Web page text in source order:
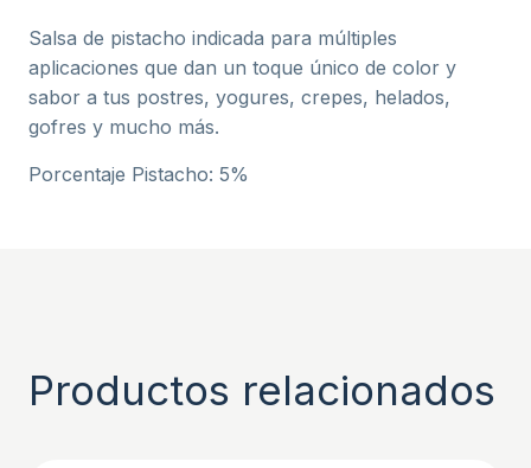
Salsa de pistacho indicada para múltiples
aplicaciones que dan un toque único de color y
sabor a tus postres, yogures, crepes, helados,
gofres y mucho más.
Porcentaje Pistacho: 5%
Productos relacionados